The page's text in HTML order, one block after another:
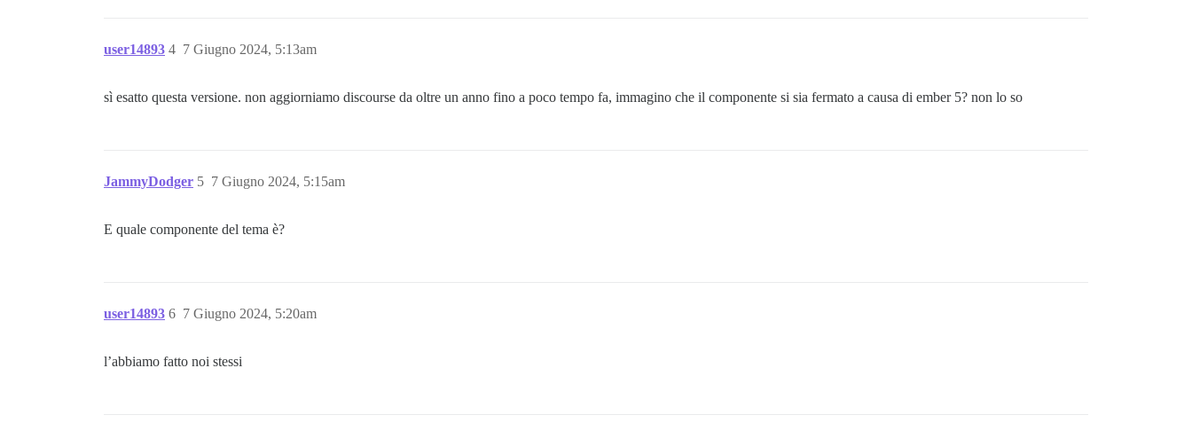
user14893 7 Giugno 2024, 5:13am
4
sì esatto questa versione. non aggiorniamo discourse da oltre un anno fino a poco tempo fa, immagino che il componente si sia fermato a causa di ember 5? non lo so
JammyDodger 7 Giugno 2024, 5:15am
5
E quale componente del tema è?
user14893 7 Giugno 2024, 5:20am
6
l’abbiamo fatto noi stessi